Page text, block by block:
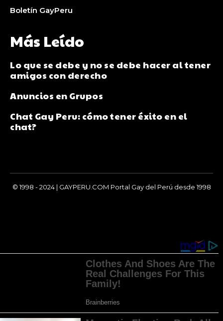
Boletín GayPeru
Más Leído
Lo que se debe y no se debe hacer al tener
amigos con derecho
Anuncios en Grupos
Chat Gay Peru: cómo tener éxito en el
chat?
© 1998 - 2024 | GAYPERU.COM Portal Gay del Perú desde 1998